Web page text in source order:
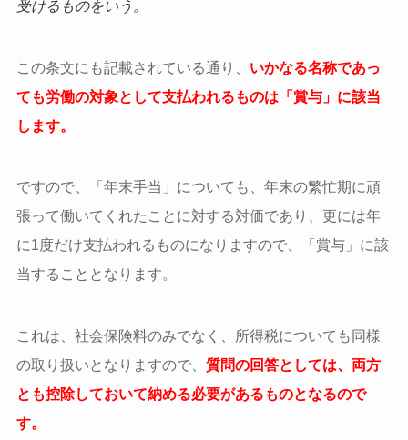
受けるものをいう。
この条文にも記載されている通り、 いかなる名称であっ
ても労働の対象として支払われるものは「賞与」に該当
します。
ですので、「年末手当」についても、年末の繁忙期に頑
張って働いてくれたことに対する対価であり、更には年
に1度だけ支払われるものになりますので、「賞与」に該
当することとなります。
これは、社会保険料のみでなく、所得税についても同様
の取り扱いとなりますので、 質問の回答としては、両方
とも控除しておいて納める必要があるものとなるので
す。